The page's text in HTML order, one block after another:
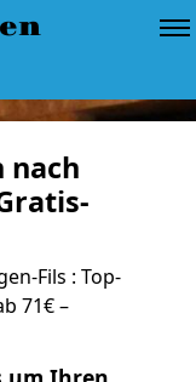
nach
Fils : Top-
71€ –